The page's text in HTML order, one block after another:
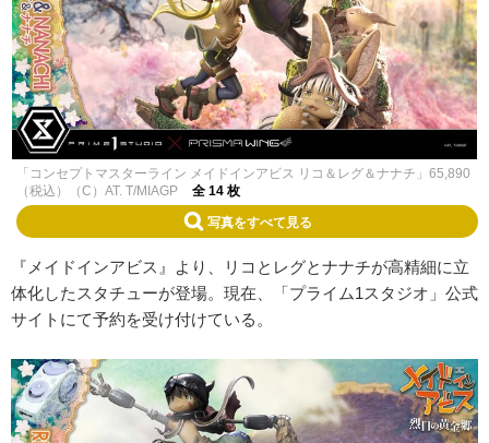
「コンセプトマスターライン メイドインアビス リコ＆レグ＆ナナチ」65,890
（税込）（C）AT. T/MIAGP
全 14 枚
写真をすべて見る
『メイドインアビス』より、リコとレグとナナチが高精細に立
体化したスタチューが登場。現在、「プライム1スタジオ」公式
サイトにて予約を受け付けている。